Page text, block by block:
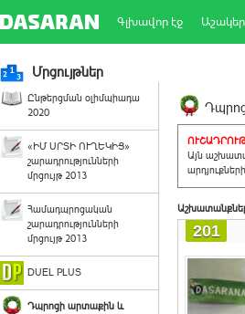
Գլխավոր էջ
Մրցույթներ
Ընթերցման օլիմպիադա
2020
«ԻՄ ՍՐՏԻ ՈՒՂԵԿԻՑ»
շարադրությունների
մրցույթ 2013
Համադպրոցական
շարադրությունների
մրցույթ 2013
DUEL PLUS
Դպրոցի արտաքին և
Այն
201